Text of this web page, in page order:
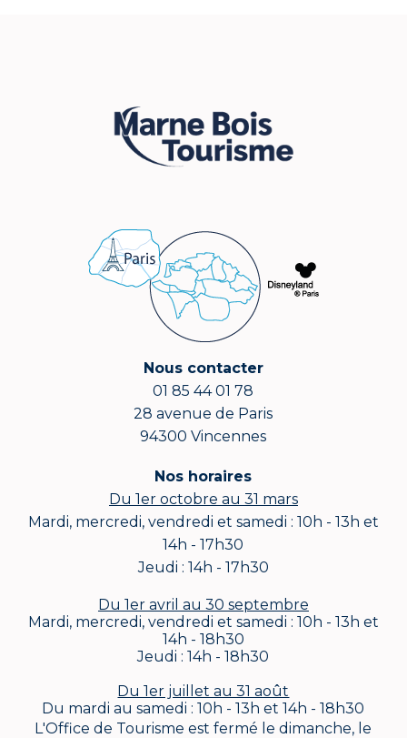
Nous contacter
01 85 44 01 78
28 avenue de Paris
94300 Vincennes
Nos horaires
Du 1er octobre au 31 mars
Mardi, mercredi, vendredi et samedi : 10h - 13h et
14h - 17h30
Jeudi : 14h - 17h30
Du 1er avril au 30 septembre
Mardi, mercredi, vendredi et samedi : 10h - 13h et
14h - 18h30
Jeudi : 14h - 18h30
Du 1er juillet au 31 août
Du mardi au samedi : 10h - 13h et 14h - 18h30
L'Office de Tourisme est fermé le dimanche, le